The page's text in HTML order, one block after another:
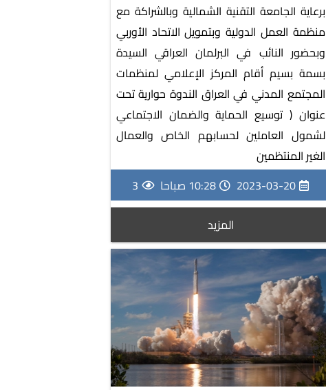
برعاية الجامعة التقنية الشمالية وبالشراكة مع
منظمة العمل الدولية وبتمويل الاتحاد الأوربي
وبحضور النائب في البرلمان العراقي السيدة
بسمة بسيم أقام المركز الإعلامي لمنظمات
المجتمع المدني في العراق الندوة حوارية تحت
عنوان ( توسيع الحماية والضمان الاجتماعي
لشمول العاملين لحسابهم الخاص والعمال
الغير المنتظمين
المزيد
2023-03-20 10:28 صباحا 3